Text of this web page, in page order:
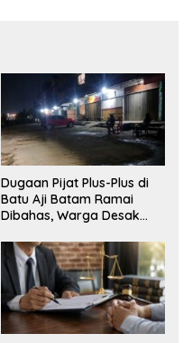
Dugaan Pijat Plus-Plus di
Batu Aji Batam Ramai
Dibahas, Warga Desak